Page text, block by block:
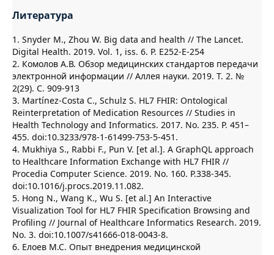
Литература
1. Snyder M., Zhou W. Big data and health // The Lancet.
Digital Health. 2019. Vol. 1, iss. 6. P. E252-E-254
2. Комолов А.В. Обзор медицинских стандартов передачи
электронной информации // Аллея науки. 2019. Т. 2. №
2(29). С. 909-913
3. Martínez-Costa C., Schulz S. HL7 FHIR: Ontological
Reinterpretation of Medication Resources // Studies in
Health Technology and Informatics. 2017. No. 235. P. 451–
455. doi:10.3233/978-1-61499-753-5-451.
4. Mukhiya S., Rabbi F., Pun V. [et al.]. A GraphQL approach
to Healthcare Information Exchange with HL7 FHIR //
Procedia Computer Science. 2019. No. 160. P.338-345.
doi:10.1016/j.procs.2019.11.082.
5. Hong N., Wang K., Wu S. [et al.] An Interactive
Visualization Tool for HL7 FHIR Specification Browsing and
Profiling // Journal of Healthcare Informatics Research. 2019.
No. 3. doi:10.1007/s41666-018-0043-8.
6. Елоев М.С. Опыт внедрения медицинской